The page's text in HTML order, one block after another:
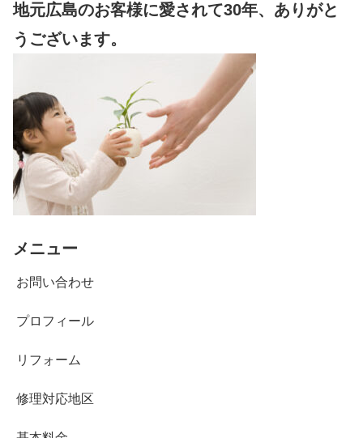
地元広島のお客様に愛されて30年、ありがと
うございます。
メニュー
お問い合わせ
プロフィール
リフォーム
修理対応地区